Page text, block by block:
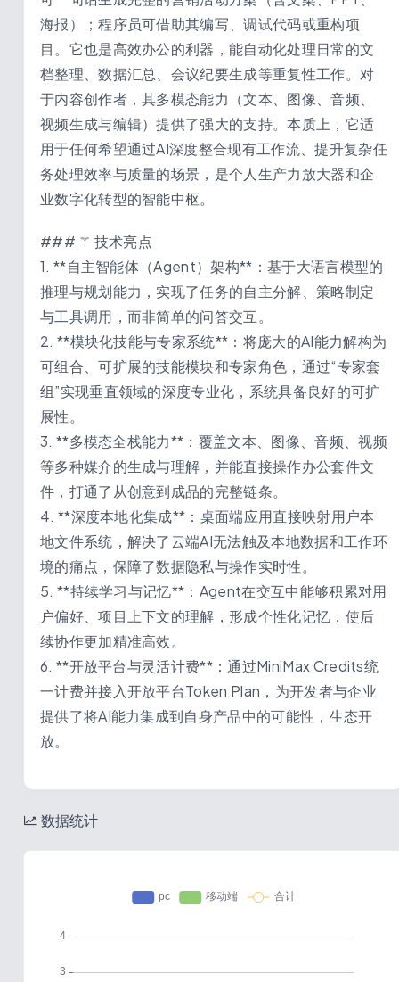
海报）；程序员可借助其编写、调试代码或重构项
目。它也是高效办公的利器，能自动化处理日常的文
档整理、数据汇总、会议纪要生成等重复性工作。对
于内容创作者，其多模态能力（文本、图像、音频、
视频生成与编辑）提供了强大的支持。本质上，它适
用于任何希望通过AI深度整合现有工作流、提升复杂任
务处理效率与质量的场景，是个人生产力放大器和企
业数字化转型的智能中枢。
### ⚚ 技术亮点
1. **自主智能体（Agent）架构**：基于大语言模型的
推理与规划能力，实现了任务的自主分解、策略制定
与工具调用，而非简单的问答交互。
2. **模块化技能与专家系统**：将庞大的AI能力解构为
可组合、可扩展的技能模块和专家角色，通过“专家套
组”实现垂直领域的深度专业化，系统具备良好的可扩
展性。
3. **多模态全栈能力**：覆盖文本、图像、音频、视频
等多种媒介的生成与理解，并能直接操作办公套件文
件，打通了从创意到成品的完整链条。
4. **深度本地化集成**：桌面端应用直接映射用户本
地文件系统，解决了云端AI无法触及本地数据和工作环
境的痛点，保障了数据隐私与操作实时性。
5. **持续学习与记忆**：Agent在交互中能够积累对用
户偏好、项目上下文的理解，形成个性化记忆，使后
续协作更加精准高效。
6. **开放平台与灵活计费**：通过MiniMax Credits统
一计费并接入开放平台Token Plan，为开发者与企业
提供了将AI能力集成到自身产品中的可能性，生态开
放。
数据统计